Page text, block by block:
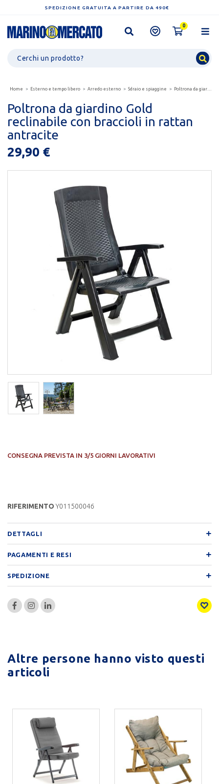
SPEDIZIONE GRATUITA A PARTIRE DA 490€
0
Home Esterno e tempo libero Arredo esterno Sdraio e spiaggine Poltrona da giardino gold reclinabile con braccioli...
Poltrona da giardino Gold
reclinabile con braccioli in rattan
antracite
29,90 €
CONSEGNA PREVISTA IN 3/5 GIORNI LAVORATIVI
RIFERIMENTO Y011500046
DETTAGLI
PAGAMENTI E RESI
SPEDIZIONE
Altre persone hanno visto questi
articoli